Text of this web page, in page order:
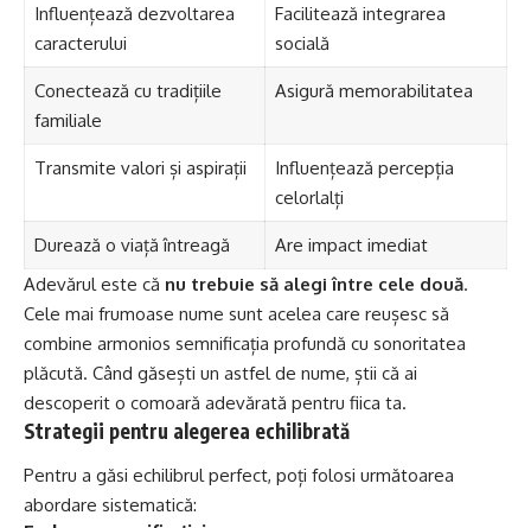
Influențează dezvoltarea
caracterului
Facilitează integrarea
socială
Conectează cu tradițiile
familiale
Asigură memorabilitatea
Transmite valori și aspirații
Influențează percepția
celorlalți
Durează o viață întreagă
Are impact imediat
Adevărul este că nu trebuie să alegi între cele două.
Cele mai frumoase nume sunt acelea care reușesc să
combine armonios semnificația profundă cu sonoritatea
plăcută. Când găsești un astfel de nume, știi că ai
descoperit o comoară adevărată pentru fiica ta.
Strategii pentru alegerea echilibrată
Pentru a găsi echilibrul perfect, poți folosi următoarea
abordare sistematică: